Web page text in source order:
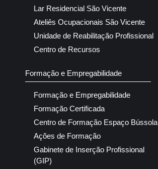
Lar Residencial São Vicente
Ateliês Ocupacionais São Vicente
Unidade de Reabilitação Profissional
Centro de Recursos
Formação e Empregabilidade
Formação e Empregabilidade
Formação Certificada
Centro de Formação Espaço Bússola
Ações de Formação
Gabinete de Inserção Profissional
(GIP)